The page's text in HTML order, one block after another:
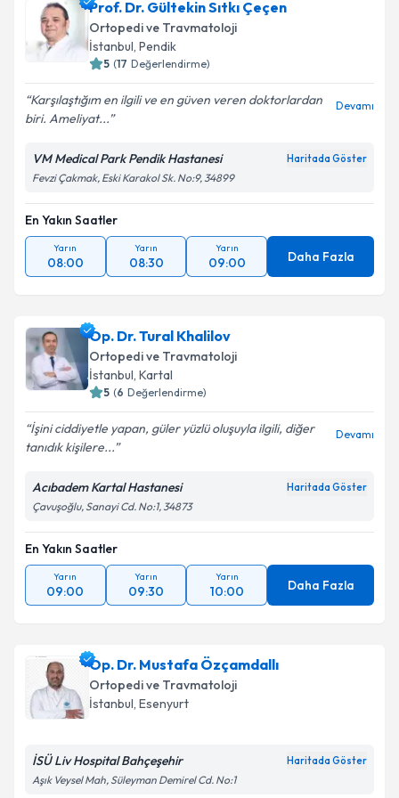
E-posta Adresiniz
Kişisel verilerimin işlenmesine ilişkinAydınlatma
Metni
Prof. Dr. Gültekin Sıtkı Çeçen
Ortopedi ve Travmatoloji
İstanbul, Pendik
5 (17 Değerlendirme)
Karşılaştığım en ilgili ve en güven veren doktorlardan
biri. Ameliyat...
Devamı
VM Medical Park Pendik Hastanesi Haritada Göster
Fevzi Çakmak, Eski Karakol Sk. No:9, 34899
En Yakın Saatler
Yarın
08:00
Yarın
08:30
Yarın
09:00 Daha Fazla
Op. Dr. Tural Khalilov
Ortopedi ve Travmatoloji
İstanbul, Kartal
5 (6 Değerlendirme)
İşini ciddiyetle yapan, güler yüzlü oluşuyla ilgili, diğer
tanıdık kişilere...
Devamı
Acıbadem Kartal Hastanesi Haritada Göster
Çavuşoğlu, Sanayi Cd. No:1, 34873
En Yakın Saatler
Yarın
09:00
Yarın
09:30
Yarın
10:00 Daha Fazla
Op. Dr. Mustafa Özçamdallı
Ortopedi ve Travmatoloji
İstanbul, Esenyurt
İSÜ Liv Hospital Bahçeşehir Haritada Göster
Aşık Veysel Mah, Süleyman Demirel Cd. No:1